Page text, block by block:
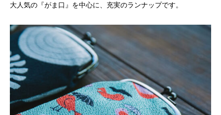
大人気の『がま口』を中心に、充実のランナップです。